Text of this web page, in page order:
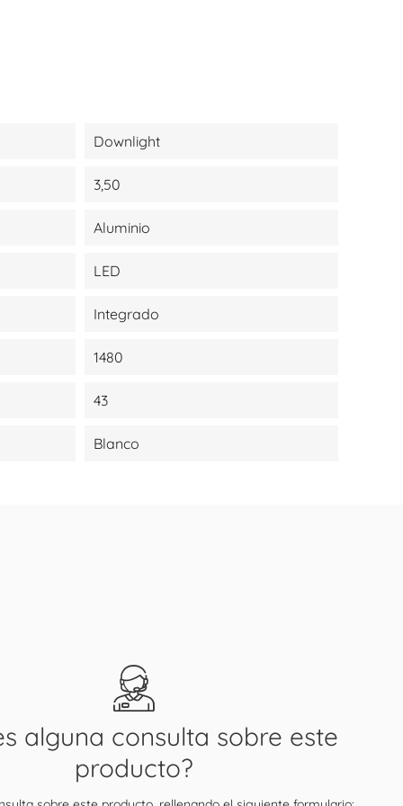
Downlight
3,50
Aluminio
LED
Integrado
1480
43
Blanco
alguna consulta sobre este
producto?